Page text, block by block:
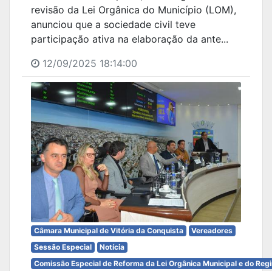
revisão da Lei Orgânica do Município (LOM),
anunciou que a sociedade civil teve
participação ativa na elaboração da ante...
12/09/2025 18:14:00
Câmara Municipal de Vitória da Conquista
Vereadores
Sessão Especial
Notícia
Comissão Especial de Reforma da Lei Orgânica Municipal e do